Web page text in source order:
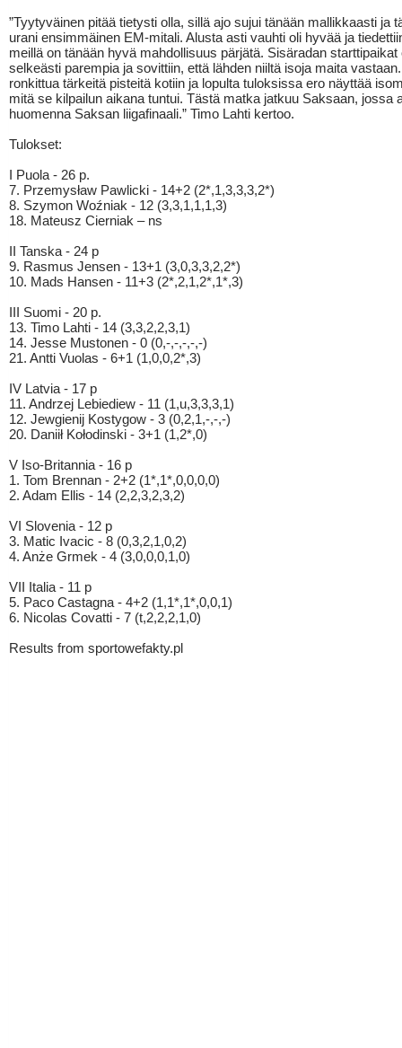
”Tyytyväinen pitää tietysti olla, sillä ajo sujui tänään mallikkaasti ja
urani ensimmäinen EM-mitali. Alusta asti vauhti oli hyvää ja
meillä on tänään hyvä mahdollisuus pärjätä. Sisäradan starttipaikat
selkeästi parempia ja sovittiin, että lähden niiltä isoja maita
ronkittua tärkeitä pisteitä kotiin ja lopulta tuloksissa ero näyttää
mitä se kilpailun aikana tuntui. Tästä matka jatkuu Saksaan, jossa
huomenna Saksan liigafinaali.” Timo Lahti kertoo.
Tulokset:
I Puola - 26 p.
7. Przemysław Pawlicki - 14+2 (2*,1,3,3,3,2*)
8. Szymon Woźniak - 12 (3,3,1,1,1,3)
18. Mateusz Cierniak – ns
II Tanska - 24 p
9. Rasmus Jensen - 13+1 (3,0,3,3,2,2*)
10. Mads Hansen - 11+3 (2*,2,1,2*,1*,3)
III Suomi - 20 p.
13. Timo Lahti - 14 (3,3,2,2,3,1)
14. Jesse Mustonen - 0 (0,-,-,-,-,-)
21. Antti Vuolas - 6+1 (1,0,0,2*,3)
IV Latvia - 17 p
11. Andrzej Lebiediew - 11 (1,u,3,3,3,1)
12. Jewgienij Kostygow - 3 (0,2,1,-,-,-)
20. Daniił Kołodinski - 3+1 (1,2*,0)
V Iso-Britannia - 16 p
1. Tom Brennan - 2+2 (1*,1*,0,0,0,0)
2. Adam Ellis - 14 (2,2,3,2,3,2)
VI Slovenia - 12 p
3. Matic Ivacic - 8 (0,3,2,1,0,2)
4. Anże Grmek - 4 (3,0,0,0,1,0)
VII Italia - 11 p
5. Paco Castagna - 4+2 (1,1*,1*,0,0,1)
6. Nicolas Covatti - 7 (t,2,2,2,1,0)
Results from sportowefakty.pl